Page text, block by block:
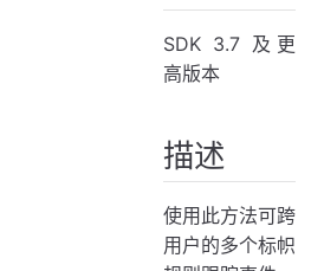
SDK 3.7 及更
高版本
描述
使用此方法可跨
用户的多个标帜